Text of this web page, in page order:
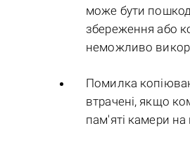
може бути
збереження або
неможливо
Помилка
втрачені, якщо
пам'яті камери